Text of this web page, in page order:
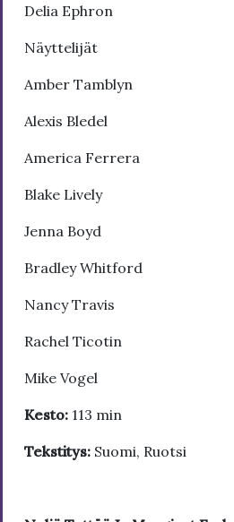
Delia Ephron
Näyttelijät
Amber Tamblyn
Alexis Bledel
America Ferrera
Blake Lively
Jenna Boyd
Bradley Whitford
Nancy Travis
Rachel Ticotin
Mike Vogel
Kesto: 113 min
Tekstitys: Suomi, Ruotsi